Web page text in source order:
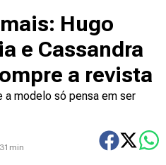
Hugo
e Cassandra
a revista
a modelo só pensa em ser